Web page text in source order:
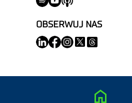
OBSERWUJ NAS